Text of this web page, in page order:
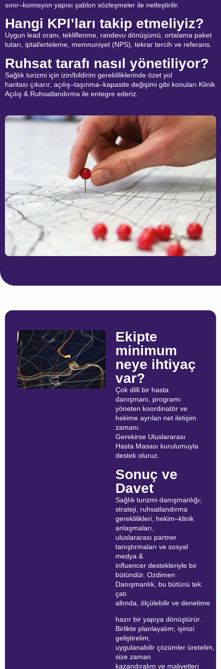
sınır–komisyon yapısı şablon sözleşmeler ile netleştirilir.
Hangi KPI’ları takip etmeliyiz?
Uygun lead oranı, tekliflenme, randevu dönüşümü, ortalama paket
tutarı, iptal/erteleme, memnuniyet (NPS), tekrar tercih ve referans.
Ruhsat tarafı nasıl yönetiliyor?
Sağlık turizmi için izin/bildirim gerekliliklerinde özet yol
haritası çıkarır; açılış–taşınma–kapasite değişimi gibi konuları Klinik
Açılış & Ruhsatlandırma ile entegre ederiz.
Ekipte
minimum
neye ihtiyaç
var?
Çok dilli bir hasta
danışmanı, programı
yöneten koordinatör ve
hekime ayrılan net iletişim
zamanı.
Gerekirse Uluslararası
Hasta Masası kurulumuyla
destek oluruz.
Sonuç ve
Davet
Sağlık turizmi danışmanlığı;
strateji, ruhsatlandırma
gereklilikleri, hekim–klinik
anlaşmaları,
uluslararası partner
tanıştırmaları ve sosyal
medya &
influencer destekleriyle bir
bütündür. Ozdimen
Danışmanlık, bu bütünü tek
çatı
altında, ölçülebilir ve denetime
hazır bir yapıya dönüştürür.
Birlikte planlayalım; işinizi
geliştirelim,
uygulanabilir çözümler üretelim,
size zaman
kazandıralım ve maliyetleri